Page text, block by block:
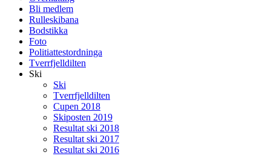
Bli medlem
Rulleskibana
Bodstikka
Foto
Politiattestordninga
Tverrfjelldilten
Ski
Ski
Tverrfjelldilten
Cupen 2018
Skiposten 2019
Resultat ski 2018
Resultat ski 2017
Resultat ski 2016